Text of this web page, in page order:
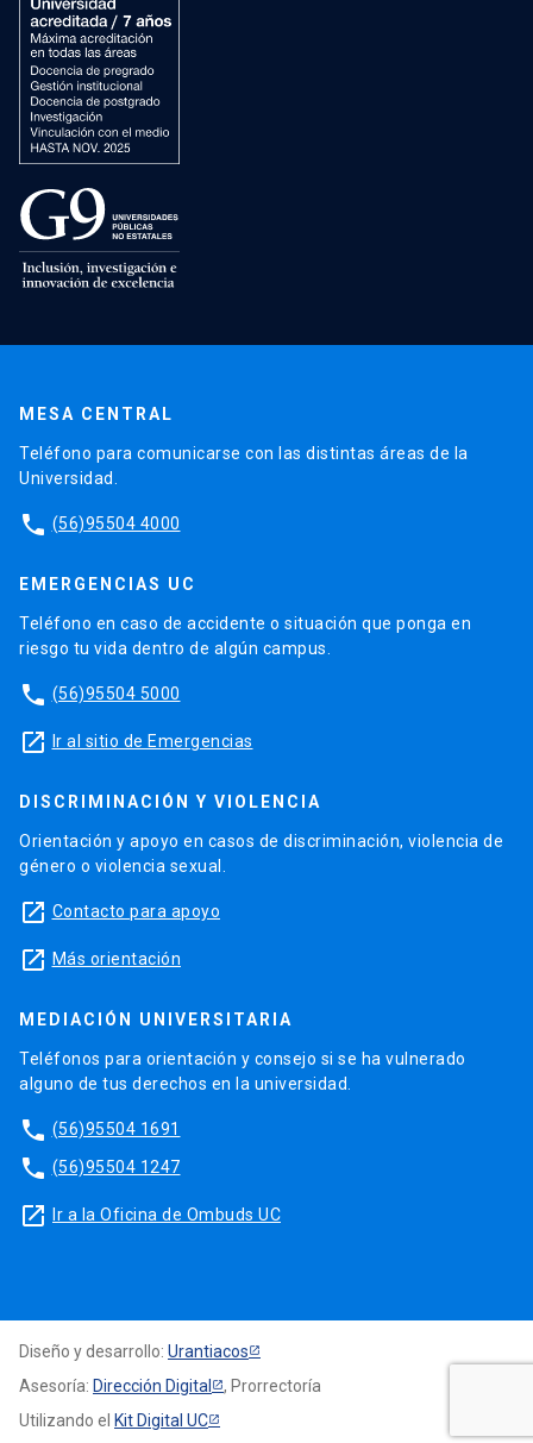
MESA CENTRAL
Teléfono para comunicarse con las distintas áreas de la
Universidad.
phone (56)95504 4000
EMERGENCIAS UC
Teléfono en caso de accidente o situación que ponga en
riesgo tu vida dentro de algún campus.
phone (56)95504 5000
launch Ir al sitio de Emergencias
DISCRIMINACIÓN Y VIOLENCIA
Orientación y apoyo en casos de discriminación, violencia de
género o violencia sexual.
launch Contacto para apoyo
launch Más orientación
MEDIACIÓN UNIVERSITARIA
Teléfonos para orientación y consejo si se ha vulnerado
alguno de tus derechos en la universidad.
phone (56)95504 1691
phone (56)95504 1247
launch Ir a la Oficina de Ombuds UC
Diseño y desarrollo: Urantiacos
Asesoría: Dirección Digital
, Prorrectoría
Utilizando el Kit Digital UC